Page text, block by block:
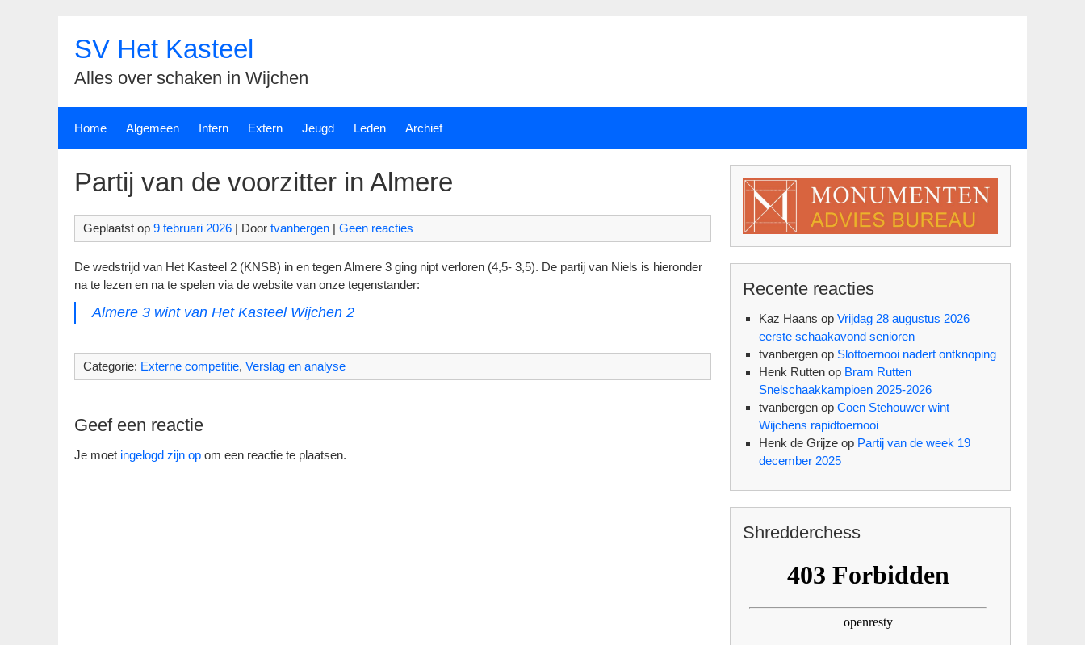
SV Het Kasteel
Alles over schaken in Wijchen
Home Algemeen Intern Extern Jeugd Leden Archief
Partij van de voorzitter in Almere
Geplaatst op 9 februari 2026 | Door tvanbergen | Geen reacties
De wedstrijd van Het Kasteel 2 (KNSB) in en tegen Almere 3 ging nipt verloren (4,5- 3,5). De partij van Niels is hieronder
na te lezen en na te spelen via de website van onze tegenstander:
Almere 3 wint van Het Kasteel Wijchen 2
Categorie: Externe competitie, Verslag en analyse
Geef een reactie
Je moet ingelogd zijn op om een reactie te plaatsen.
Recente reacties
Kaz Haans op Vrijdag 28 augustus 2026
eerste schaakavond senioren
tvanbergen op Slottoernooi nadert ontknoping
Henk Rutten op Bram Rutten
Snelschaakkampioen 2025-2026
tvanbergen op Coen Stehouwer wint
Wijchens rapidtoernooi
Henk de Grijze op Partij van de week 19
december 2025
Shredderchess